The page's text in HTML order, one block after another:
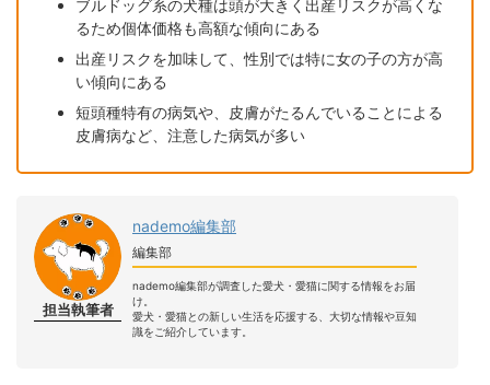
ブルドッグ系の犬種は頭が大きく出産リスクが高くな
るため個体価格も高額な傾向にある
出産リスクを加味して、性別では特に女の子の方が高
い傾向にある
短頭種特有の病気や、皮膚がたるんでいることによる
皮膚病など、注意した病気が多い
担当執筆者
nademo編集部
編集部
nademo編集部が調査した愛犬・愛猫に関する情報をお届
け。
愛犬・愛猫との新しい生活を応援する、大切な情報や豆知
識をご紹介しています。